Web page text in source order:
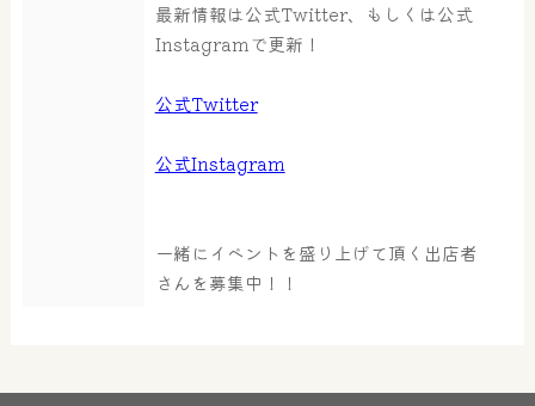
大浴場
屋内レジャープール
奈良わんぱくランド
ボディケア
最新情報は公式Twitter、もしくは公式
Instagramで更新！
公式Twitter
公式Instagram
一緒にイベントを盛り上げて頂く出店者
さんを募集中！！